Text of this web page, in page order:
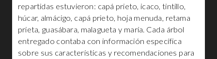
repartidas estuvieron: capá prieto, icaco, tintillo,
húcar, almácigo, capá prieto, hoja menuda, retama
prieta, guasábara, malagueta y maría. Cada árbol
entregado contaba con información específica
sobre sus características y recomendaciones para